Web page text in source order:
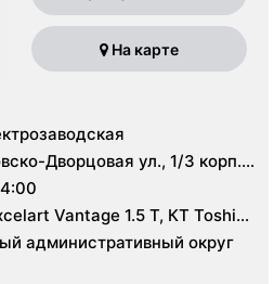
На карте
Дворцовая ул., 1/3 корп.
Vantage 1.5 Т, КТ Toshiba
административный округ